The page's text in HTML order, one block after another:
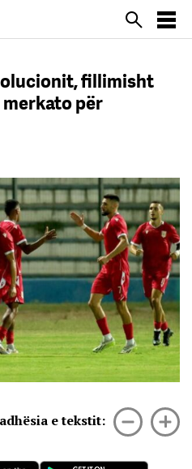
fillimisht
për
e tekstit: